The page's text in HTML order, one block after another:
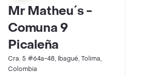
Mr Matheu´s -
Comuna 9
Picaleña
Cra. 5 #64a-48, Ibagué, Tolima,
Colombia